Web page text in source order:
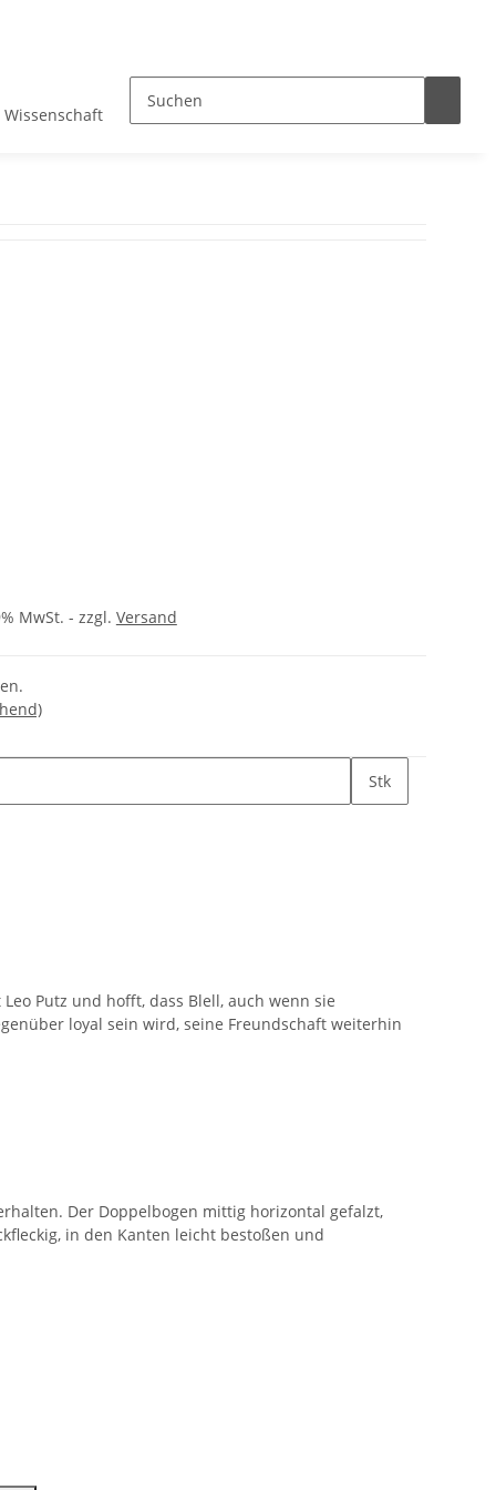
Wissenschaft
MwSt. - zzgl. Versand
Stk
Putz und hofft, dass Blell, auch wenn sie
loyal sein wird, seine Freundschaft weiterhin
Der Doppelbogen mittig horizontal gefalzt,
in den Kanten leicht bestoßen und